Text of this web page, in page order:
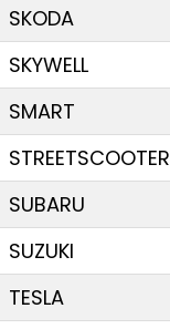
SKODA
SKYWELL
SMART
STREETSCOOTER
SUBARU
SUZUKI
TESLA